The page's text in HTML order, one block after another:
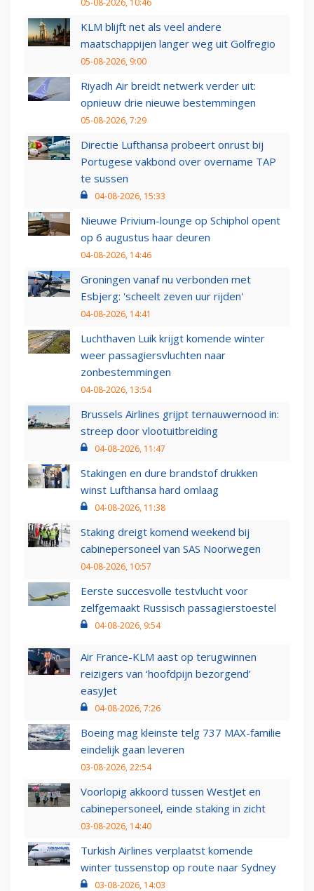
KLM blijft net als veel andere
maatschappijen langer weg uit Golfregio
05-08-2026, 9:00
Riyadh Air breidt netwerk verder uit:
opnieuw drie nieuwe bestemmingen
05-08-2026, 7:29
Directie Lufthansa probeert onrust bij
Portugese vakbond over overname TAP
te sussen
04-08-2026, 15:33
Nieuwe Privium-lounge op Schiphol opent
op 6 augustus haar deuren
04-08-2026, 14:46
Groningen vanaf nu verbonden met
Esbjerg: 'scheelt zeven uur rijden'
04-08-2026, 14:41
Luchthaven Luik krijgt komende winter
weer passagiersvluchten naar
zonbestemmingen
04-08-2026, 13:54
Brussels Airlines grijpt ternauwernood in:
streep door vlootuitbreiding
04-08-2026, 11:47
Stakingen en dure brandstof drukken
winst Lufthansa hard omlaag
04-08-2026, 11:38
Staking dreigt komend weekend bij
cabinepersoneel van SAS Noorwegen
04-08-2026, 10:57
Eerste succesvolle testvlucht voor
zelfgemaakt Russisch passagierstoestel
04-08-2026, 9:54
Air France-KLM aast op terugwinnen
reizigers van ‘hoofdpijn bezorgend’
easyJet
04-08-2026, 7:26
Boeing mag kleinste telg 737 MAX-familie
eindelijk gaan leveren
03-08-2026, 22:54
Voorlopig akkoord tussen WestJet en
cabinepersoneel, einde staking in zicht
03-08-2026, 14:40
Turkish Airlines verplaatst komende
winter tussenstop op route naar Sydney
03-08-2026, 14:03